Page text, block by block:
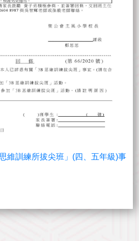
維訓練所拔尖班」(四、五年級)事